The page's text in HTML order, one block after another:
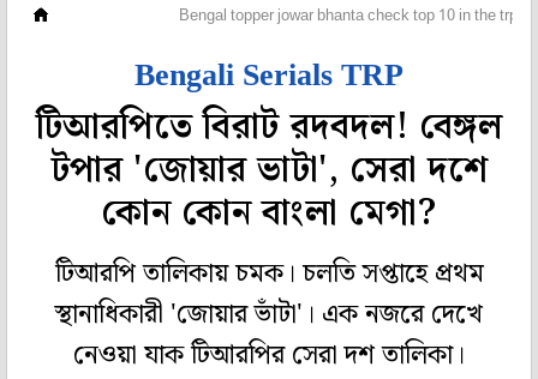
Bengal topper jowar bhanta check top 10 in the trp
Bengali Serials TRP
টিআরপিতে বিরাট রদবদল! বেঙ্গল
টপার 'জোয়ার ভাটা', সেরা দশে
কোন কোন বাংলা মেগা?
টিআরপি তালিকায় চমক। চলতি সপ্তাহে প্রথম
স্থানাধিকারী 'জোয়ার ভাঁটা'। এক নজরে দেখে
নেওয়া যাক টিআরপির সেরা দশ তালিকা।